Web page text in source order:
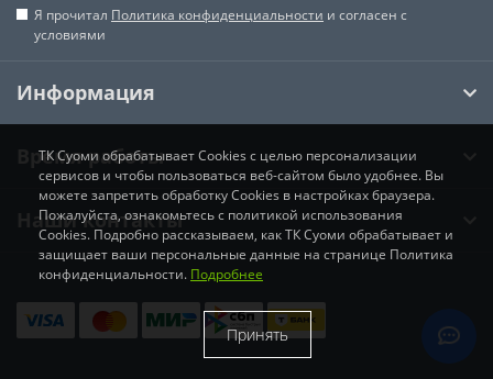
Я прочитал Политика конфиденциальности и согласен с
условиями
Информация
Время работы
Наши контакты
ТК Суоми обрабатывает Cookies с целью персонализации
сервисов и чтобы пользоваться веб-сайтом было удобнее. Вы
можете запретить обработку Cookies в настройках браузера.
Пожалуйста, ознакомьтесь с политикой использования
Cookies. Подробно рассказываем, как ТК Суоми обрабатывает и
защищает ваши персональные данные на странице Политика
конфиденциальности. Подробнее
Принять